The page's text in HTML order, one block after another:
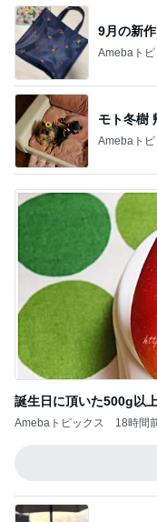
9月の新
Amebaトピ
モト冬樹
Amebaトピ
誕生日に頂いた500g以
Amebaトピックス 18時間